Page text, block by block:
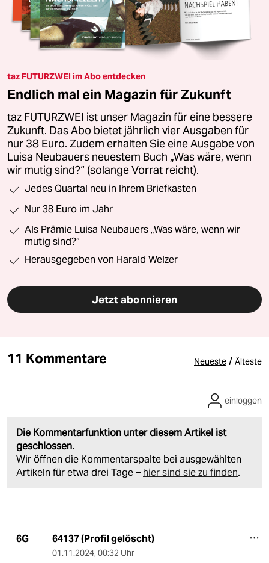
taz FUTURZWEI im Abo entdecken
Endlich mal ein Magazin für Zukunft
taz FUTURZWEI ist unser Magazin für eine bessere
Zukunft. Das Abo bietet jährlich vier Ausgaben für
nur 38 Euro. Zudem erhalten Sie eine Ausgabe von
Luisa Neubauers neuestem Buch „Was wäre, wenn
wir mutig sind?“ (solange Vorrat reicht).
Jedes Quartal neu in Ihrem Briefkasten
Nur 38 Euro im Jahr
Als Prämie Luisa Neubauers „Was wäre, wenn wir
mutig sind?“
Herausgegeben von Harald Welzer
Jetzt abonnieren
11 Kommentare Neueste / Älteste
Die Kommentarfunktion unter diesem Artikel ist
geschlossen.
Wir öffnen die Kommentarspalte bei ausgewählten
Artikeln für etwa drei Tage – hier sind sie zu finden.
einloggen
6G 64137 (Profil gelöscht)
01.11.2024, 00:32 Uhr